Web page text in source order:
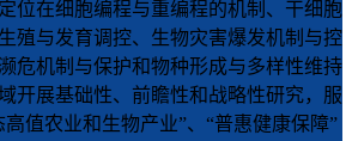
位在细胞编程与重编程的机制、干细胞
殖与发育调控、生物灾害爆发机制与控
危机制与保护和物种形成与多样性维持
开展基础性、前瞻性和战略性研究，服
高值农业和生物产业”、“普惠健康保障”